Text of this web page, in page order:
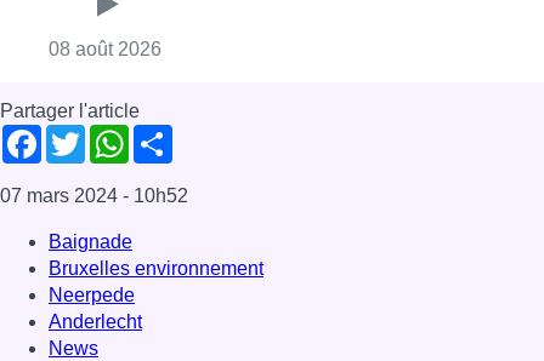
08 août 2026
Partager l'article
Facebook
TwitterWhatsApp
07 mars 2024 - 10h52
Baignade
Bruxelles environnement
Neerpede
Anderlecht
News